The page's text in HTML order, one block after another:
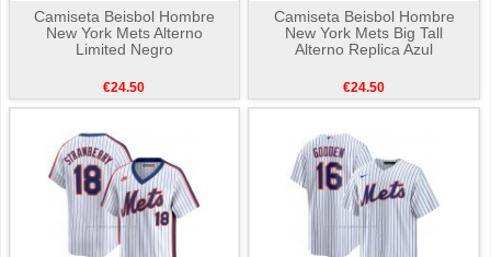
Camiseta Beisbol Hombre
New York Mets Alterno
Limited Negro
€24.50
Camiseta Beisbol Hombre
New York Mets Big Tall
Alterno Replica Azul
€24.50